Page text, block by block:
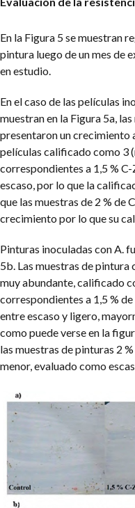
En la Figura 5 se muestran
pintura luego de un mes de
en estudio.
En el caso de las películas
muestran en la Figura 5a,
presentaron un crecimiento
películas calificado como 3
correspondientes a 1,5 %
escaso, por lo que la
que las muestras de 2 % de
crecimiento por lo que su
Pinturas inoculadas con A.
5b. Las muestras de
muy abundante, calificado
correspondientes a 1,5 %
entre escaso y ligero,
como puede verse en la
las muestras de pinturas 2
menor, evaluado como